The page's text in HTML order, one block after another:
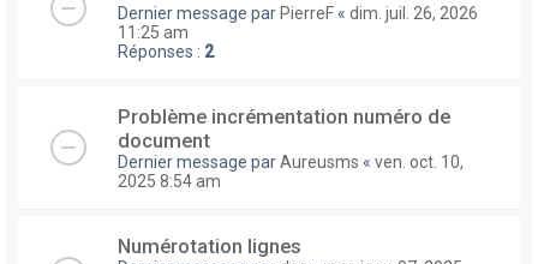
Dernier message parPierreF « dim. juil. 26, 2026
11:25 am
Réponses : 2
Problème incrémentation numéro de
document
Dernier message parAureusms « ven. oct. 10,
2025 8:54 am
Numérotation lignes